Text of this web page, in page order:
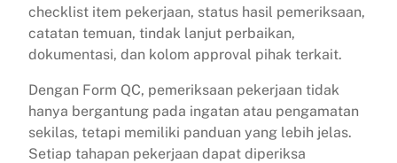
checklist item pekerjaan, status hasil pemeriksaan,
catatan temuan, tindak lanjut perbaikan,
dokumentasi, dan kolom approval pihak terkait.
Dengan Form QC, pemeriksaan pekerjaan tidak
hanya bergantung pada ingatan atau pengamatan
sekilas, tetapi memiliki panduan yang lebih jelas.
Setiap tahapan pekerjaan dapat diperiksa